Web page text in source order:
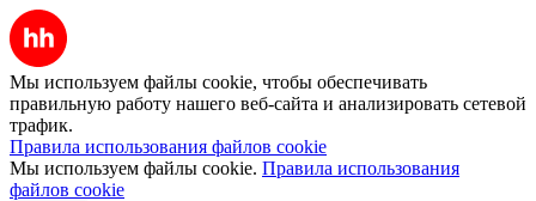
Мы используем файлы cookie, чтобы обеспечивать
правильную работу нашего веб-сайта и анализировать сетевой
трафик.
Правила использования файлов cookie
Мы используем файлы cookie. Правила использования
файлов cookie